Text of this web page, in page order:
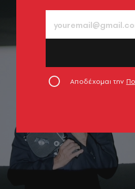
Αποδέχομαι την